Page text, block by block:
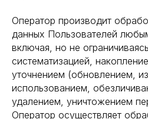
Оператор производит
данных Пользователей
включая, но не
систематизацией,
уточнением (обновлением,
использованием,
удалением, уничтожением
Оператор осуществляет